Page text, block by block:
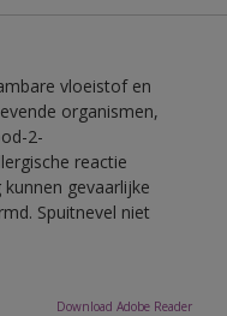
vloeistof en
organismen,
2-
reactie
gevaarlijke
Spuitnevel niet
Download Adobe Reader